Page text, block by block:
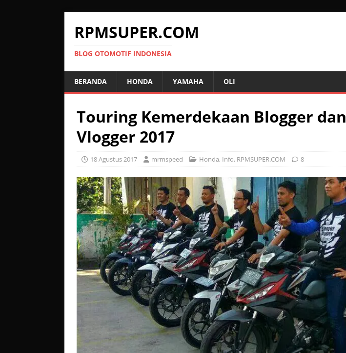
RPMSUPER.COM
BLOG OTOMOTIF INDONESIA
BERANDA HONDA YAMAHA OLI
Touring Kemerdekaan Blogger dan
Vlogger 2017
18 Agustus 2017 mrmspeed Honda, Info, RPMSUPER.COM 8